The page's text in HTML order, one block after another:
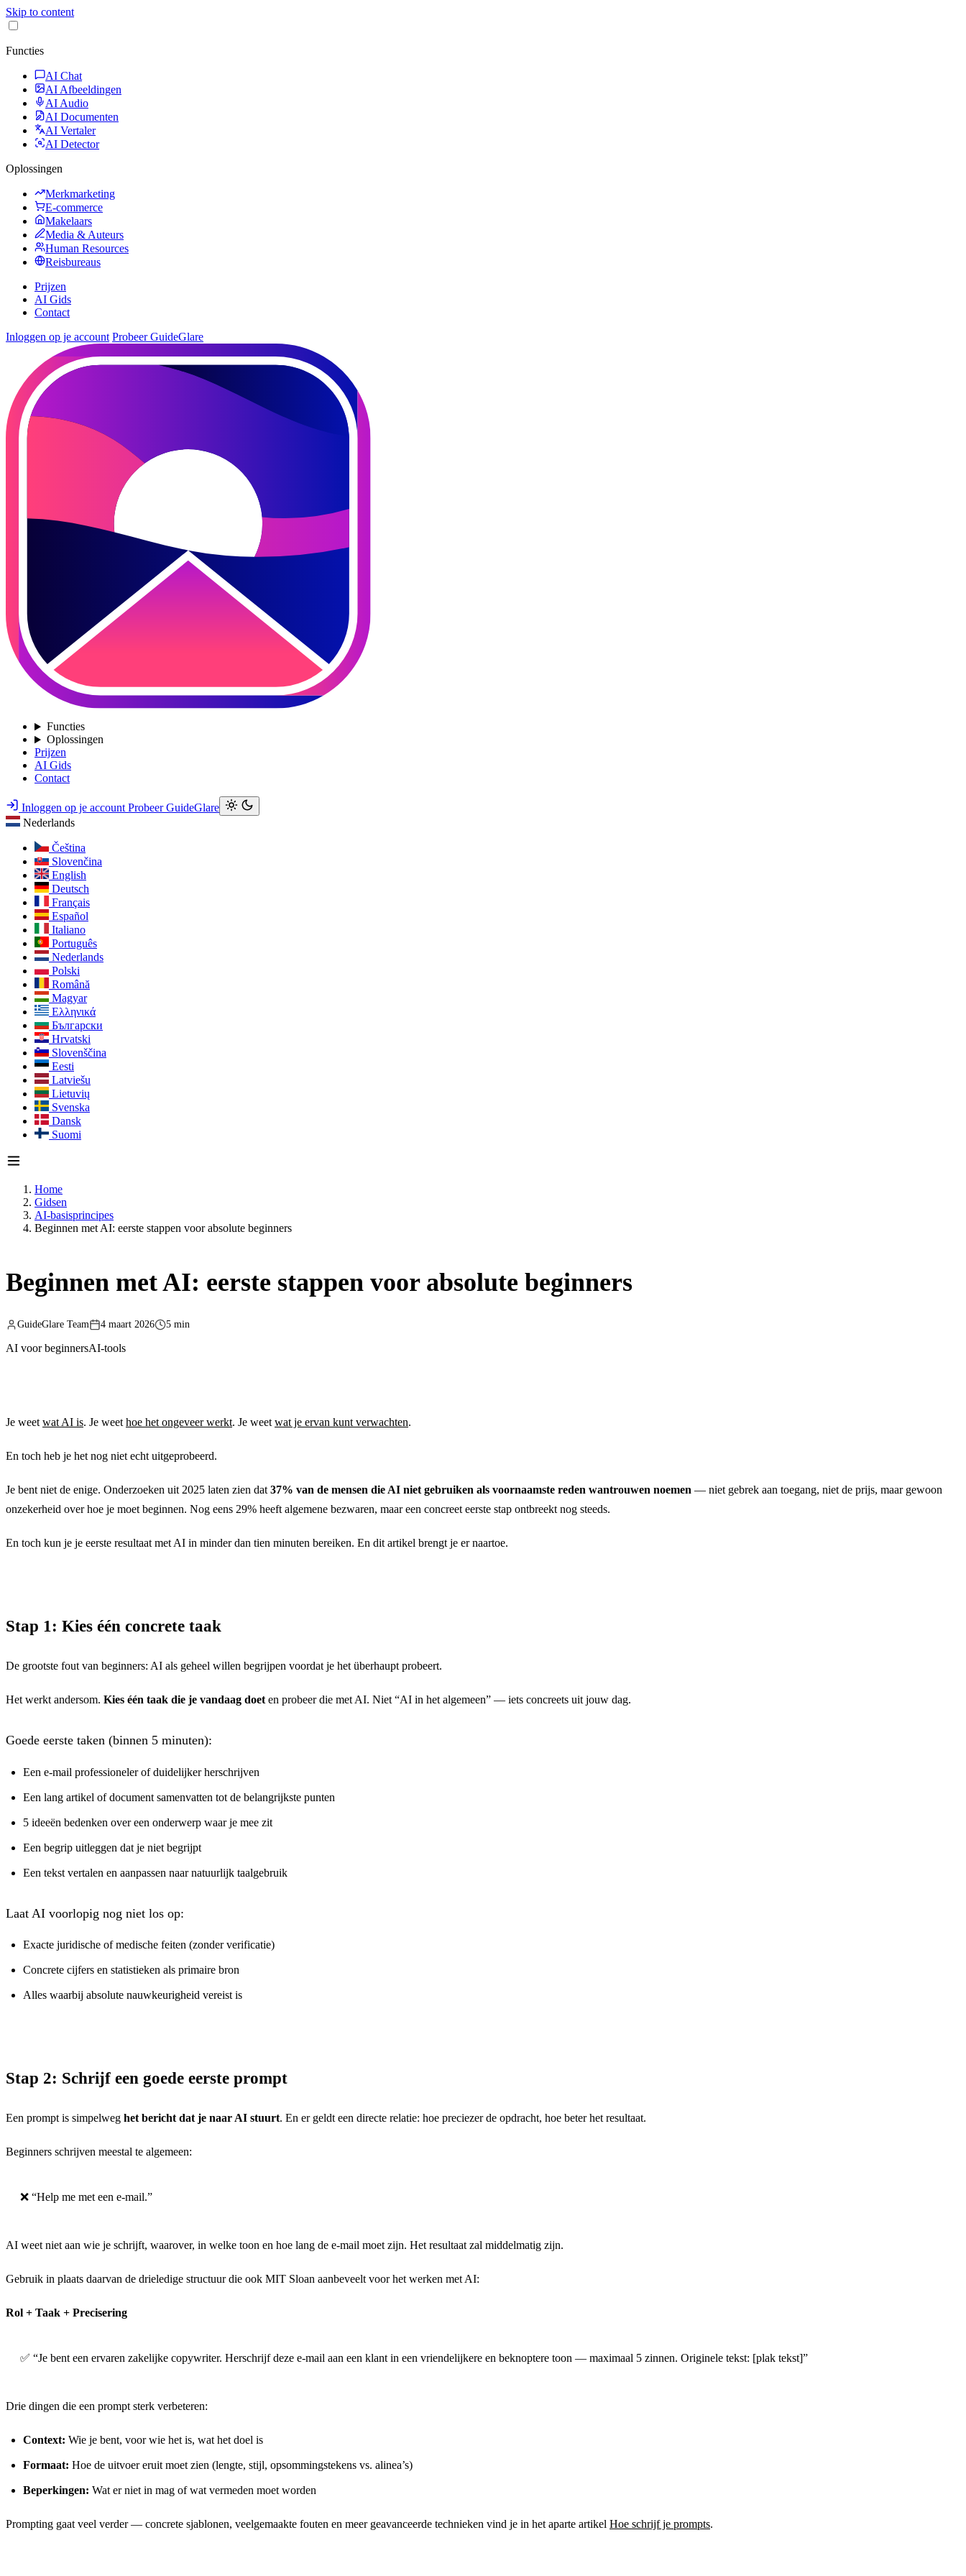
Skip to content
Functies
AI Chat
AI Afbeeldingen
AI Audio
AI Documenten
AI Vertaler
AI Detector
Oplossingen
Merkmarketing
E-commerce
Makelaars
Media & Auteurs
Human Resources
Reisbureaus
Prijzen
AI Gids
Contact
Inloggen op je account Probeer GuideGlare
Functies
Oplossingen
Prijzen
AI Gids
Contact
Inloggen op je account Probeer GuideGlare
Nederlands
Čeština
Slovenčina
English
Deutsch
Français
Español
Italiano
Português
Nederlands
Polski
Română
Magyar
Ελληνικά
Български
Hrvatski
Slovenščina
Eesti
Latviešu
Lietuvių
Svenska
Dansk
Suomi
Home
Gidsen
AI-basisprincipes
Beginnen met AI: eerste stappen voor absolute beginners
Beginnen met AI: eerste stappen voor absolute beginners
GuideGlare Team 4 maart 2026 5 min
AI voor beginnersAI-tools
Je weet wat AI is. Je weet hoe het ongeveer werkt. Je weet wat je ervan kunt verwachten.
En toch heb je het nog niet echt uitgeprobeerd.
Je bent niet de enige. Onderzoeken uit 2025 laten zien dat 37% van de mensen die AI niet gebruiken als voornaamste reden wantrouwen noemen — niet gebrek aan toegang, niet de prijs, maar gewoon
onzekerheid over hoe je moet beginnen. Nog eens 29% heeft algemene bezwaren, maar een concreet eerste stap ontbreekt nog steeds.
En toch kun je je eerste resultaat met AI in minder dan tien minuten bereiken. En dit artikel brengt je er naartoe.
Stap 1: Kies één concrete taak
De grootste fout van beginners: AI als geheel willen begrijpen voordat je het überhaupt probeert.
Het werkt andersom. Kies één taak die je vandaag doeten probeer die met AI. Niet “AI in het algemeen” — iets concreets uit jouw dag.
Goede eerste taken (binnen 5 minuten):
Een e-mail professioneler of duidelijker herschrijven
Een lang artikel of document samenvatten tot de belangrijkste punten
5 ideeën bedenken over een onderwerp waar je mee zit
Een begrip uitleggen dat je niet begrijpt
Een tekst vertalen en aanpassen naar natuurlijk taalgebruik
Laat AI voorlopig nog niet los op:
Exacte juridische of medische feiten (zonder verificatie)
Concrete cijfers en statistieken als primaire bron
Alles waarbij absolute nauwkeurigheid vereist is
Stap 2: Schrijf een goede eerste prompt
Een prompt is simpelweg het bericht dat je naar AI stuurt. En er geldt een directe relatie: hoe preciezer de opdracht, hoe beter het resultaat.
Beginners schrijven meestal te algemeen:
❌ “Help me met een e-mail.”
AI weet niet aan wie je schrijft, waarover, in welke toon en hoe lang de e-mail moet zijn. Het resultaat zal middelmatig zijn.
Gebruik in plaats daarvan de drieledige structuur die ook MIT Sloan aanbeveelt voor het werken met AI:
Rol + Taak + Precisering
✅ “Je bent een ervaren zakelijke copywriter. Herschrijf deze e-mail aan een klant in een vriendelijkere en beknoptere toon — maximaal 5 zinnen. Originele tekst: [plak tekst]”
Drie dingen die een prompt sterk verbeteren:
Context: Wie je bent, voor wie het is, wat het doel is
Formaat: Hoe de uitvoer eruit moet zien (lengte, stijl, opsommingstekens vs. alinea’s)
Beperkingen: Wat er niet in mag of wat vermeden moet worden
Prompting gaat veel verder — concrete sjablonen, veelgemaakte fouten en meer geavanceerde technieken vind je in het aparte artikel Hoe schrijf je prompts.